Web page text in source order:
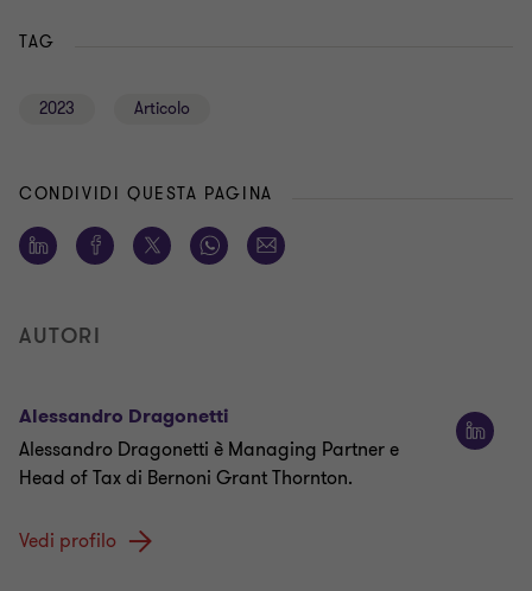
TAG
2023 Articolo
CONDIVIDI QUESTA PAGINA
AUTORI
Alessandro Dragonetti
Alessandro Dragonetti è Managing Partner e
Head of Tax di Bernoni Grant Thornton.
Vedi profilo